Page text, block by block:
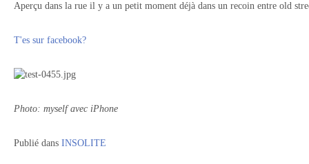
Aperçu dans la rue il y a un petit moment déjà dans un recoin entre old
T'es sur facebook?
Photo: myself avec iPhone
Publié dans INSOLITE